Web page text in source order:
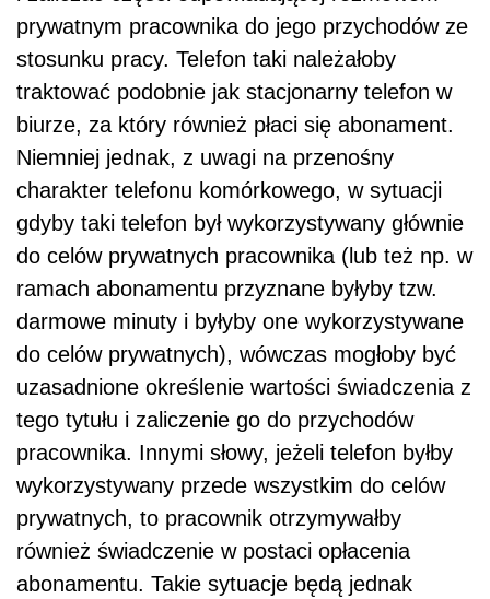
prywatnym pracownika do jego przychodów ze
stosunku pracy. Telefon taki należałoby
traktować podobnie jak stacjonarny telefon w
biurze, za który również płaci się abonament.
Niemniej jednak, z uwagi na przenośny
charakter telefonu komórkowego, w sytuacji
gdyby taki telefon był wykorzystywany głównie
do celów prywatnych pracownika (lub też np. w
ramach abonamentu przyznane byłyby tzw.
darmowe minuty i byłyby one wykorzystywane
do celów prywatnych), wówczas mogłoby być
uzasadnione określenie wartości świadczenia z
tego tytułu i zaliczenie go do przychodów
pracownika. Innymi słowy, jeżeli telefon byłby
wykorzystywany przede wszystkim do celów
prywatnych, to pracownik otrzymywałby
również świadczenie w postaci opłacenia
abonamentu. Takie sytuacje będą jednak